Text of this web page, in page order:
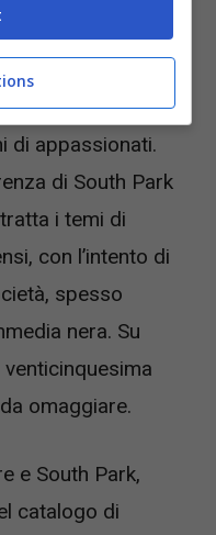
Una
Parker, che dal
di appassionati.
di South Park
i temi di
con l’intento di
spesso
nera. Su
omaggiare.
e South Park,
catalogo di